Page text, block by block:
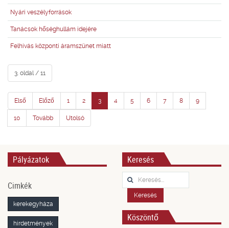
Nyári veszélyforrások
Tanácsok hőséghullám idejére
Felhívás központi áramszünet miatt
3. oldal / 11
Első Előző 1 2 3 4 5 6 7 8 9
10 Tovább Utolsó
Pályázatok
Cimkék
kerekegyháza
hirdetmények
Keresés
Keresés...
Keresés
Köszöntő